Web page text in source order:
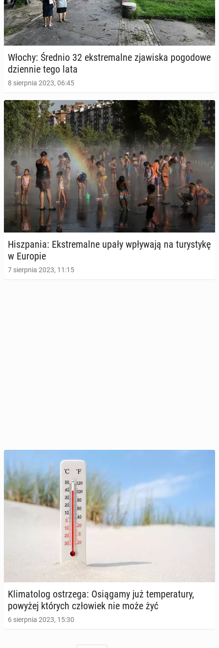
Włochy: Średnio 32 eks­tre­mal­ne zja­wi­ska po­go­do­we
dzien­nie tego lata
8 sierpnia 2023, 06:45
Hisz­pa­nia: Eks­tre­mal­ne upały wpły­wa­ją na tu­ry­sty­kę
w Europie
7 sierpnia 2023, 11:15
Kli­ma­to­log ostrze­ga: Osią­ga­my już tem­pe­ra­tu­ry,
powyżej których czło­wiek nie może żyć
6 sierpnia 2023, 15:30